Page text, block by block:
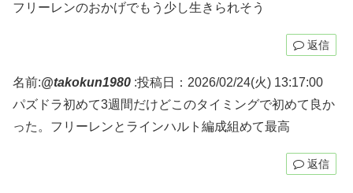
フリーレンのおかげでもう少し生きられそう
返信
名前:@takokun1980 :投稿日：2026/02/24(火) 13:17:00
パズドラ初めて3週間だけどこのタイミングで初めて良か
った。フリーレンとラインハルト編成組めて最高
返信